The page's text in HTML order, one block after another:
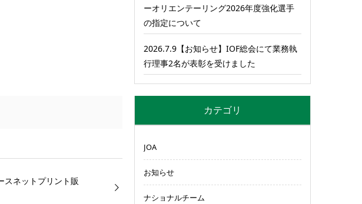
スネットプリント販
ーオリエンテーリング2026年度強化選手
の指定について
2026.7.9【お知らせ】IOF総会にて業務執
行理事2名が表彰を受けました
カテゴリ
JOA
お知らせ
ナショナルチーム